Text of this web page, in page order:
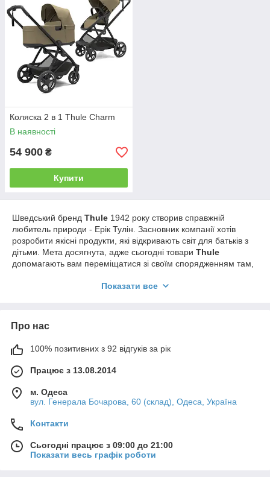
Коляска 2 в 1 Thule Charm
В наявності
54 900 ₴
Купити
Шведський бренд Thule 1942 року створив справжній
любитель природи - Ерік Тулін. Засновник компанії хотів
розробити якісні продукти, які відкривають світ для батьків з
дітьми. Мета досягнута, адже сьогодні товари Thule
допомагають вам переміщатися зі своїм спорядженням там,
велосипедні причепи, кріплення для велосипедних і лижних
безперешкодного пересування тестуються на вплив спеки та
холоду, водостійкість, проводяться краш-тести. Програма
випробувань охоплює 25 стандартів, тому що для виробника
найважливіше - ваша безпека і задоволення від подорожі.
Активний спосіб життя - один з основних принципів компанії,
його дотримуються працівники, надихаючи спортивними
досягненнями оточуючих.
надаючи вам необмежені можливості для реалізації мрій.
Які коляски виробляє Thule
Компанія виробляє дитячі коляски від народження:
коляски 2 в 1 для новонароджених дітей (Thule
Shine, Urban Glide 2, Urban Glide 3,
Показати все
Про нас
100% позитивних з 92 відгуків за рік
Працює з 13.08.2014
м. Одеса
вул. Генерала Бочарова, 60 (склад), Одеса, Україна
Контакти
Сьогодні працює з 09:00 до 21:00
Показати весь графік роботи